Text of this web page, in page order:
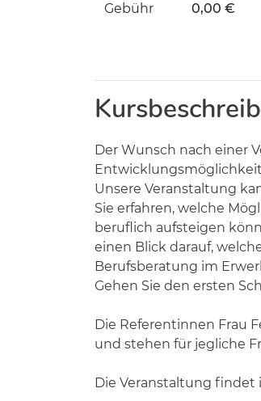
Gebühr 0,00 €
Der Wunsch nach einer
Unsere Veranstaltung
Sie erfahren, welche
beruflich aufsteigen
einen Blick darauf,
Berufsberatung im
Gehen Sie den ersten
Die Referentinnen Frau
und stehen für jegliche
Die Veranstaltung findet